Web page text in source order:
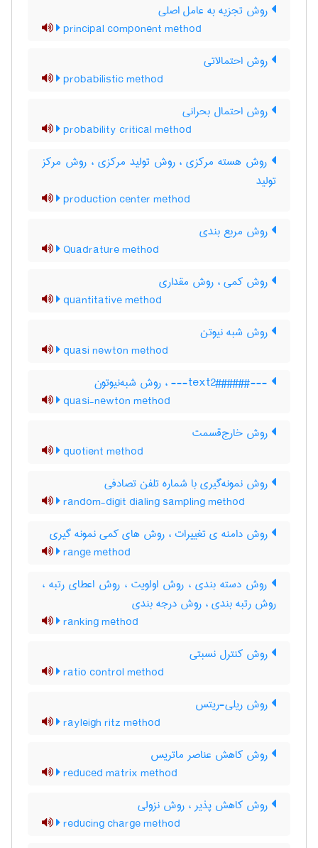
روش تجزیه به عامل اصلی
principal component method
روش احتمالاتی
probabilistic method
روش احتمال بحرانی
probability critical method
روش هسته مرکزی ، روش تولید مرکزی ، روش مرکز
تولید
production center method
روش مربع بندی
Quadrature method
روش کمی ، روش مقداری
quantitative method
روش شبه نیوتن
quasi newton method
---###text2###--- ، روش شبه‌نیوتون
quasi-newton method
روش خارج‌قسمت
quotient method
روش نمونه‌گیری با شماره تلفن تصادفی
random-digit dialing sampling method
روش دامنه ی تغییرات ، روش های کمی نمونه گیری
range method
روش دسته بندی ، روش اولویت ، روش اعطای رتبه ،
روش رتبه بندی ، روش درجه بندی
ranking method
روش کنترل نسبتی
ratio control method
روش ریلی-ریتس
rayleigh ritz method
روش کاهش عناصر ماتریس
reduced matrix method
روش کاهش پذیر ، روش نزولی
reducing charge method